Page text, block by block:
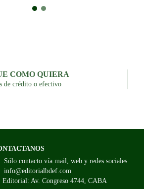
COMO QUIERA
de crédito o efectivo
Sólo contacto vía mail, web y redes sociales
info@editorialbdef.com
Editorial: Av. Congreso 4744, CABA